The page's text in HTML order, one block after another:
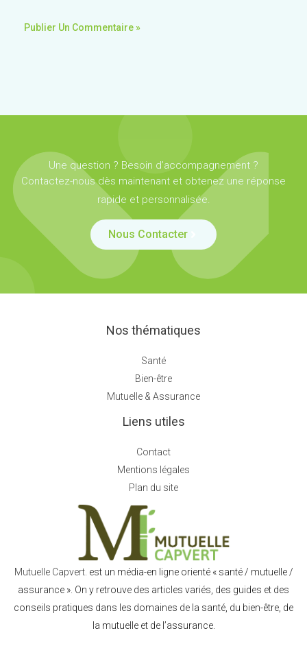
Une question ? Besoin d’accompagnement ?
Contactez-nous dès maintenant et obtenez une réponse
rapide et personnalisée.
Nous Contacter
Nos thématiques
Santé
Bien-être
Mutuelle & Assurance
Liens utiles
Contact
Mentions légales
Plan du site
Mutuelle Capvert. est un média-en ligne orienté « santé / mutuelle /
assurance ». On y retrouve des articles variés, des guides et des
conseils pratiques dans les domaines de la santé, du bien-être, de
la mutuelle et de l’assurance.